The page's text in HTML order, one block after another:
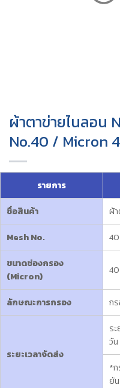
ผ้าตาข่ายไนลอน
No.40 / Micron
รายการ
ชื่อสินค้า
ผ้
Mesh No.
40
ขนาดช่องกรอง
(Micron)
ลักษณะการกรอง ก
ระยะเวลาจัดส่ง
ร
วัน
*
ยั